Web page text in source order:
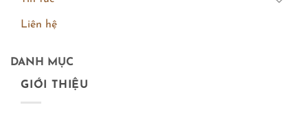
Liên hệ
DANH MỤC
GIỚI THIỆU